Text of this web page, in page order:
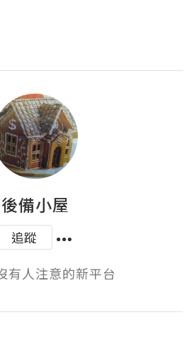
後備小屋
追蹤
有人注意的新平台